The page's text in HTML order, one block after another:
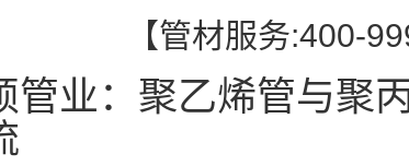
【管材服务:400-
管业：聚乙烯管与聚